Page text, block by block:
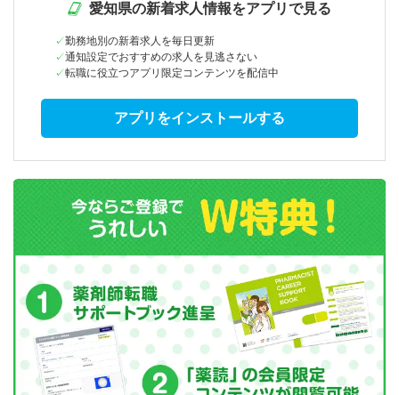
愛知県の新着求人情報をアプリで見る
勤務地別の新着求人を毎日更新
通知設定でおすすめの求人を見逃さない
転職に役立つアプリ限定コンテンツを配信中
アプリをインストールする